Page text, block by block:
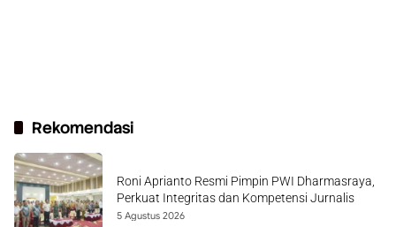
Rekomendasi
Roni Aprianto Resmi Pimpin PWI Dharmasraya,
Perkuat Integritas dan Kompetensi Jurnalis
5 Agustus 2026